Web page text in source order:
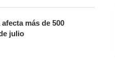
más de 500
julio